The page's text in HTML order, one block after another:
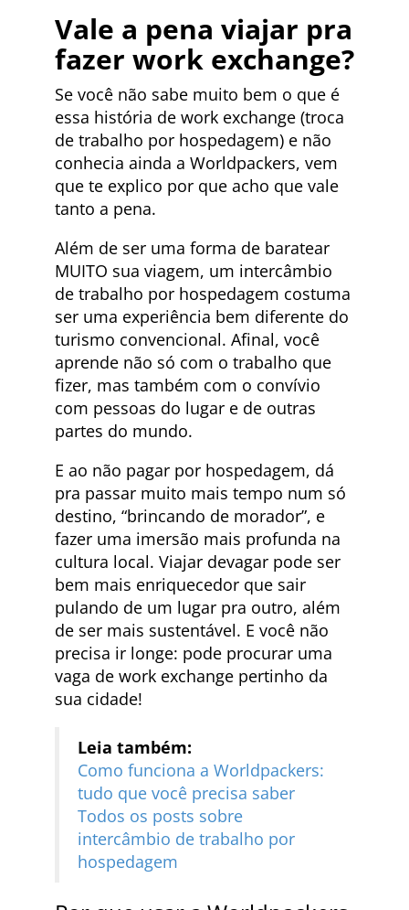
Vale a pena viajar pra
fazer work exchange?
Se você não sabe muito bem o que é
essa história de work exchange (troca
de trabalho por hospedagem) e não
conhecia ainda a Worldpackers, vem
que te explico por que acho que vale
tanto a pena.
Além de ser uma forma de baratear
MUITO sua viagem, um intercâmbio
de trabalho por hospedagem costuma
ser uma experiência bem diferente do
turismo convencional. Afinal, você
aprende não só com o trabalho que
fizer, mas também com o convívio
com pessoas do lugar e de outras
partes do mundo.
E ao não pagar por hospedagem, dá
pra passar muito mais tempo num só
destino, “brincando de morador”, e
fazer uma imersão mais profunda na
cultura local. Viajar devagar pode ser
bem mais enriquecedor que sair
pulando de um lugar pra outro, além
de ser mais sustentável. E você não
precisa ir longe: pode procurar uma
vaga de work exchange pertinho da
sua cidade!
Leia também:
Como funciona a Worldpackers:
tudo que você precisa saber
Todos os posts sobre
intercâmbio de trabalho por
hospedagem